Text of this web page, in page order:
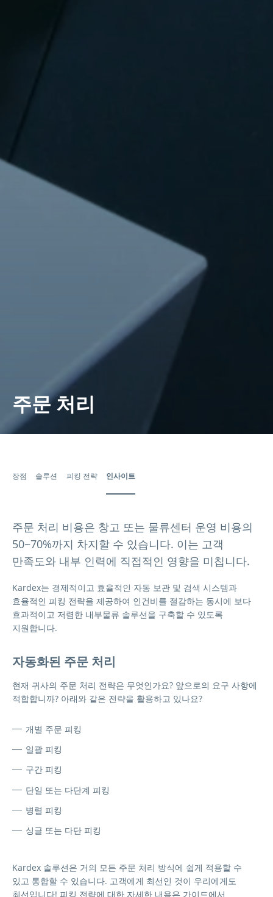
주문 처리
장점 솔루션 피킹 전략 인사이트
주문 처리 비용은 창고 또는 물류센터 운영 비용의
50~70%까지 차지할 수 있습니다. 이는 고객
만족도와 내부 인력에 직접적인 영향을 미칩니다.
Kardex는 경제적이고 효율적인 자동 보관 및 검색 시스템과
효율적인 피킹 전략을 제공하여 인건비를 절감하는 동시에 보다
효과적이고 저렴한 내부물류 솔루션을 구축할 수 있도록
지원합니다.
자동화된 주문 처리
현재 귀사의 주문 처리 전략은 무엇인가요? 앞으로의 요구 사항에
적합합니까? 아래와 같은 전략을 활용하고 있나요?
개별 주문 피킹
일괄 피킹
구간 피킹
단일 또는 다단계 피킹
병렬 피킹
싱글 또는 다단 피킹
Kardex 솔루션은 거의 모든 주문 처리 방식에 쉽게 적용할 수
있고 통합할 수 있습니다. 고객에게 최선인 것이 우리에게도
최선입니다! 피킹 전략에 대한 자세한 내용은 가이드에서